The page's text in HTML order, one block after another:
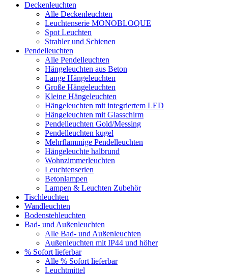
Deckenleuchten
Alle Deckenleuchten
Leuchtenserie MONOBLOQUE
Spot Leuchten
Strahler und Schienen
Pendelleuchten
Alle Pendelleuchten
Hängeleuchten aus Beton
Lange Hängeleuchten
Große Hängeleuchten
Kleine Hängeleuchten
Hängeleuchten mit integriertem LED
Hängeleuchten mit Glasschirm
Pendelleuchten Gold/Messing
Pendelleuchten kugel
Mehrflammige Pendelleuchten
Hängeleuchte halbrund
Wohnzimmerleuchten
Leuchtenserien
Betonlampen
Lampen & Leuchten Zubehör
Tischleuchten
Wandleuchten
Bodenstehleuchten
Bad- und Außenleuchten
Alle Bad- und Außenleuchten
Außenleuchten mit IP44 und höher
% Sofort lieferbar
Alle % Sofort lieferbar
Leuchtmittel